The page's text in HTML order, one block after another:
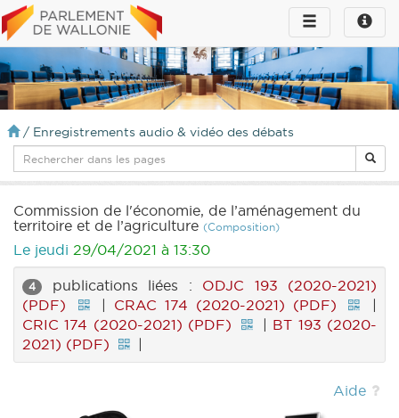
Toggle
infos
Toggle
navigation
/ Enregistrements audio & vidéo des débats
Commission de l'économie, de l’aménagement du
territoire et de l’agriculture (Composition)
Le jeudi 29/04/2021 à 13:30
4 publications liées : ODJC 193 (2020-2021)
(PDF)
| CRAC 174 (2020-2021) (PDF)
|
CRIC 174 (2020-2021) (PDF)
| BT 193 (2020-
2021) (PDF)
|
Aide